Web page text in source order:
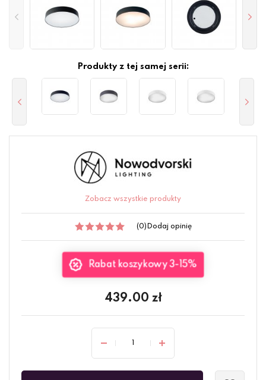
Produkty z tej samej serii:
Zobacz wszystkie produkty
(0) Dodaj opinię
Rabat koszykowy 3-15%
439.00 zł